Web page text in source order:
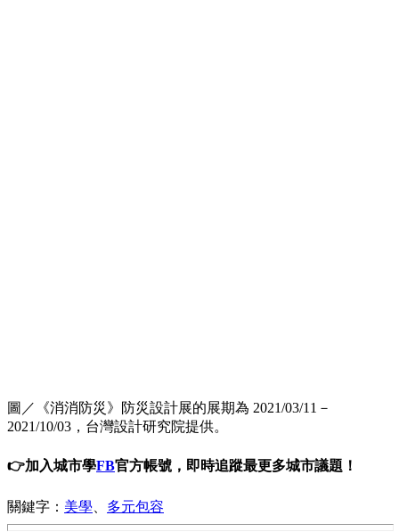
圖／《消消防災》防災設計展的展期為 2021/03/11－
2021/10/03，台灣設計研究院提供。
👉加入城市學FB官方帳號，即時追蹤最更多城市議題！
關鍵字： 美學、 多元包容